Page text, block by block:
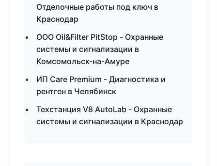
Отделочные работы под ключ в
Краснодар
ООО Oil&Filter PitStop - Охранные
системы и сигнализации в
Комсомольск-на-Амуре
ИП Care Premium - Диагностика и
рентген в Челябинск
Техстанция V8 AutoLab - Охранные
системы и сигнализации в Краснодар